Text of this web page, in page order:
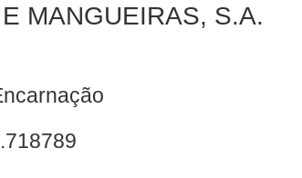
MANGUEIRAS, S.A.